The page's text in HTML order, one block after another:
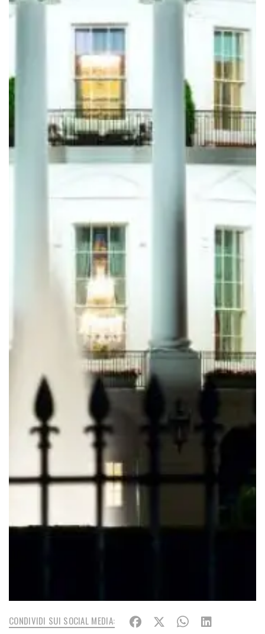
CONDIVIDI SUI SOCIAL MEDIA: